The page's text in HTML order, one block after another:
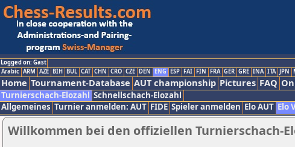
Logged on: Gast
Arabic ARM AZE BIH BUL CAT CHN CRO CZE DEN ENG ESP FAI FIN FRA GER GRE INA ITA JPN
Home Tournament-Database AUT championship Pictures FAQ
Turnierschach-Elozahl Schnellschach-Elozahl
Allgemeines Turnier anmelden: AUT FIDE Spieler anmelden Elo AUT Elo
Willkommen bei den offiziellen Turnierschach-